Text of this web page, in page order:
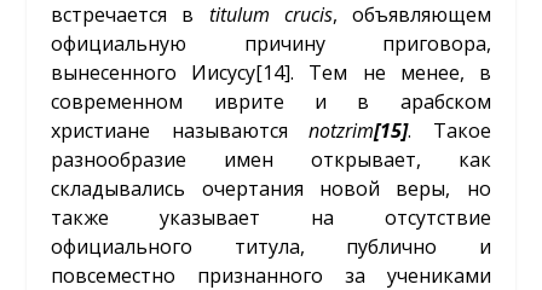
встречается в titulum crucis, объявляющем
официальную причину приговора,
вынесенного Иисусу[14]. Тем не менее, в
современном иврите и в арабском
христиане называютсяnotzrim[15]. Такое
разнообразие имен открывает, как
складывались очертания новой веры, но
также указывает на отсутствие
официального титула, публично и
повсеместно признанного за учениками